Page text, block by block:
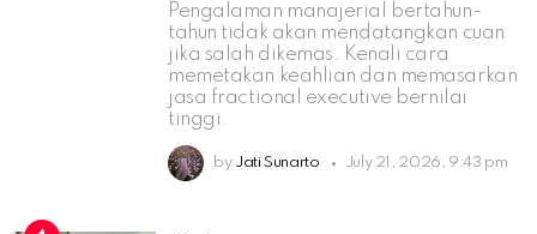
Pengalaman manajerial bertahun-
tahun tidak akan mendatangkan cuan
jika salah dikemas. Kenali cara
memetakan keahlian dan memasarkan
jasa fractional executive bernilai
tinggi.
by Jati Sunarto July 21, 2026, 9:43 pm